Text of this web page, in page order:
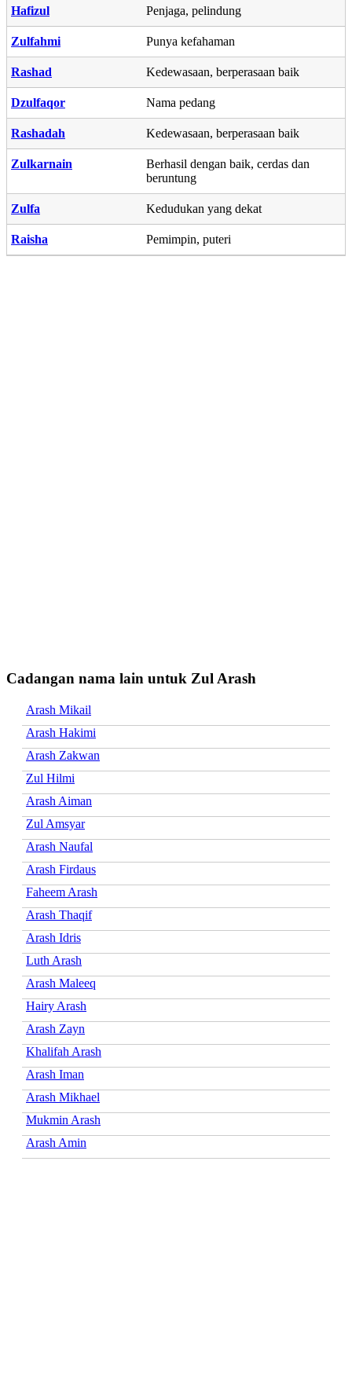
Hafizul Penjaga, pelindung
Zulfahmi Punya kefahaman
Rashad Kedewasaan, berperasaan baik
Dzulfaqor Nama pedang
Rashadah Kedewasaan, berperasaan baik
Zulkarnain
Berhasil dengan baik, cerdas dan
beruntung
Zulfa Kedudukan yang dekat
Raisha Pemimpin, puteri
Cadangan nama lain untuk Zul Arash
Arash Mikail
Arash Hakimi
Arash Zakwan
Zul Hilmi
Arash Aiman
Zul Amsyar
Arash Naufal
Arash Firdaus
Faheem Arash
Arash Thaqif
Arash Idris
Luth Arash
Arash Maleeq
Hairy Arash
Arash Zayn
Khalifah Arash
Arash Iman
Arash Mikhael
Mukmin Arash
Arash Amin